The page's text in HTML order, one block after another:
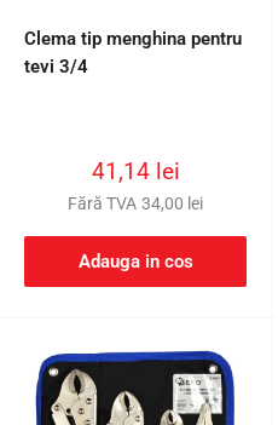
Clema tip menghina pentru
tevi 3/4
Preț
redus
41,14 lei
Fără TVA 34,00 lei
Adauga in cos